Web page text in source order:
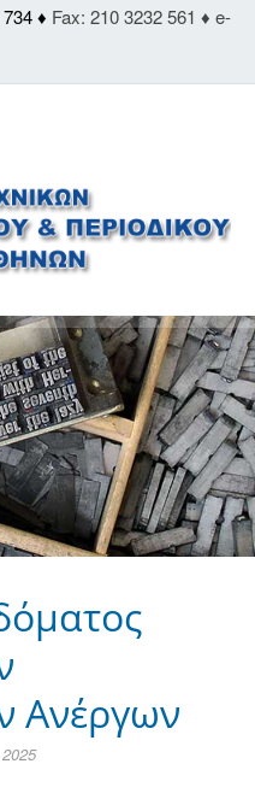
♦ Fax: 210 3232 561 ♦ e-
Ανέργων